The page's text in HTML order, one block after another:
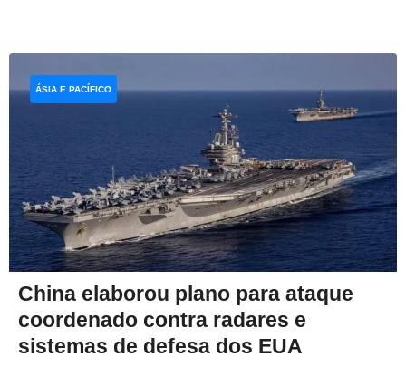
China elaborou plano para ataque
coordenado contra radares e
sistemas de defesa dos EUA
ÁSIA E PACÍFICO